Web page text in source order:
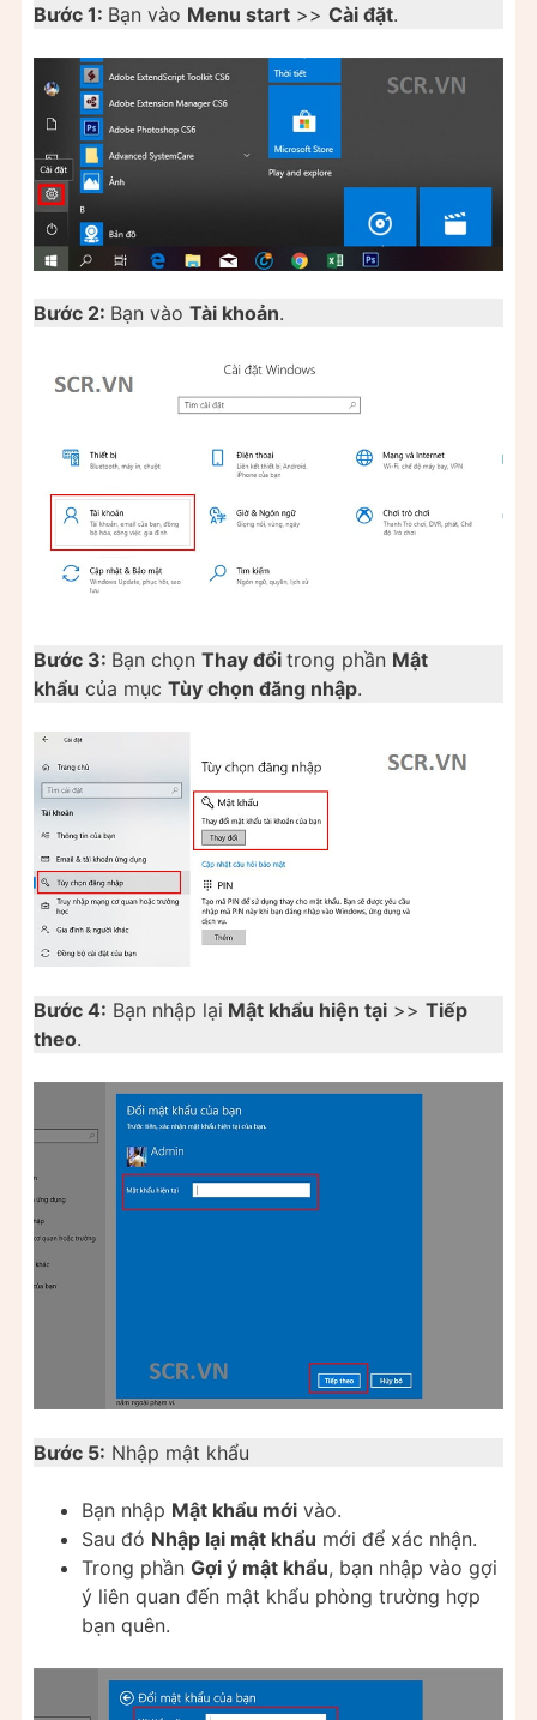
Bước 1: Bạn vào Menu start >> Cài đặt.
Bước 2: Bạn vào Tài khoản.
Bước 3: Bạn chọn Thay đổi trong phần Mật
khẩu của mục Tùy chọn đăng nhập.
Bước 4: Bạn nhập lại Mật khẩu hiện tại >> Tiếp
theo.
Bước 5: Nhập mật khẩu
Bạn nhập Mật khẩu mới vào.
Sau đó Nhập lại mật khẩu mới để xác nhận.
Trong phần Gợi ý mật khẩu, bạn nhập vào gợi
ý liên quan đến mật khẩu phòng trường hợp
bạn quên.